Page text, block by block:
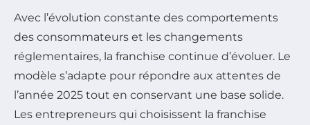
Avec l’évolution constante des comportements
des consommateurs et les changements
réglementaires, la franchise continue d’évoluer. Le
modèle s’adapte pour répondre aux attentes de
l’année 2025 tout en conservant une base solide.
Les entrepreneurs qui choisissent la franchise